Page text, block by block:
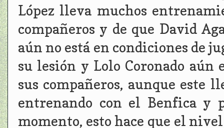
López lleva muchos
compañeros y de que David
aún no está en condiciones de
su lesión y Lolo Coronado aún
sus compañeros, aunque este
entrenando con el Benfica y
momento, esto hace que el